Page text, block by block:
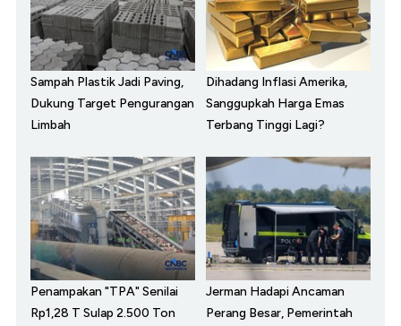
Sampah Plastik Jadi Paving,
Dukung Target Pengurangan
Limbah
Dihadang Inflasi Amerika,
Sanggupkah Harga Emas
Terbang Tinggi Lagi?
Penampakan "TPA" Senilai
Rp1,28 T Sulap 2.500 Ton
Jerman Hadapi Ancaman
Perang Besar, Pemerintah